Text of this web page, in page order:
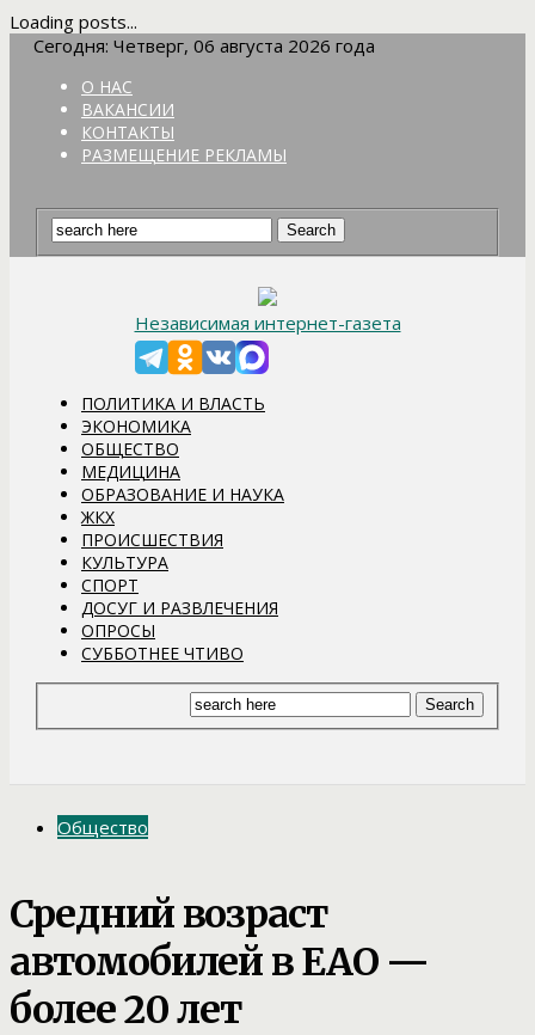
Loading posts...
Сегодня: Четверг, 06 августа 2026 года
О НАС
ВАКАНСИИ
КОНТАКТЫ
РАЗМЕЩЕНИЕ РЕКЛАМЫ
Независимая интернет-газета
ПОЛИТИКА И ВЛАСТЬ
ЭКОНОМИКА
ОБЩЕСТВО
МЕДИЦИНА
ОБРАЗОВАНИЕ И НАУКА
ЖКХ
ПРОИСШЕСТВИЯ
КУЛЬТУРА
СПОРТ
ДОСУГ И РАЗВЛЕЧЕНИЯ
ОПРОСЫ
СУББОТНЕЕ ЧТИВО
Общество
Средний возраст
автомобилей в ЕАО —
более 20 лет